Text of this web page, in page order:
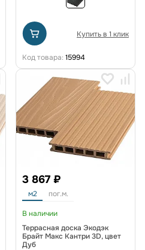
Купить в 1 клик
Код товара: 15994
3 867 ₽
м2 пог.м.
В наличии
Террасная доска Экодэк
Брайт Макс Кантри 3D, цвет
Дуб